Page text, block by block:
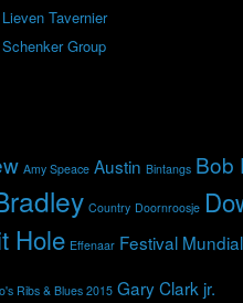
Lieven Tavernier
Group
Amy Speace Austin Bintangs Bob
Country Doornroosje
Hole Effenaar Festival Mundial
Ribs & Blues 2015 Gary Clark jr.